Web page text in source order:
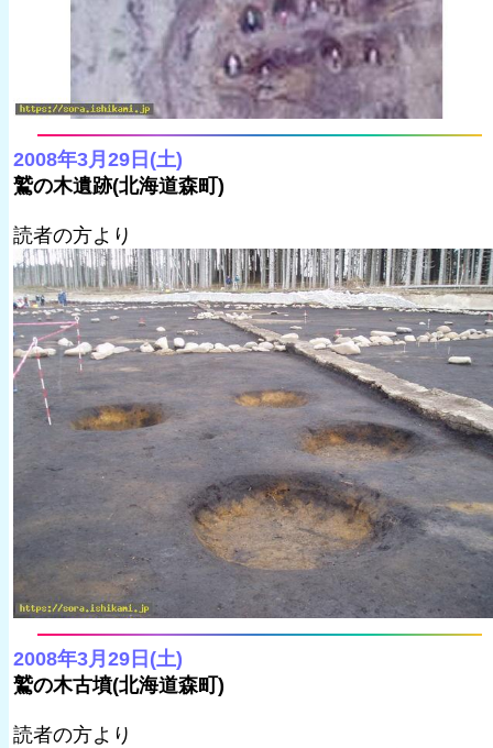
2008年3月29日(土)
鷲の木遺跡(北海道森町)
読者の方より
2008年3月29日(土)
鷲の木古墳(北海道森町)
読者の方より